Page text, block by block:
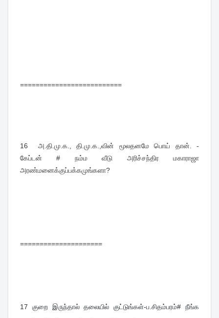
==========================
16 அ.தி.மு.க., தி.மு.க.,வின் மூலதனமே பொய் தான். -
கேப்டன் # நம்ம வீடு அரிச்சந்திர மகாராஜா
அரண்மனைக்குப்பக்கமுங்களா?
=====================
17 குறை இருந்தால் தலையில் குட்டுங்கள்-ப.சிதம்பரம்# நீங்க